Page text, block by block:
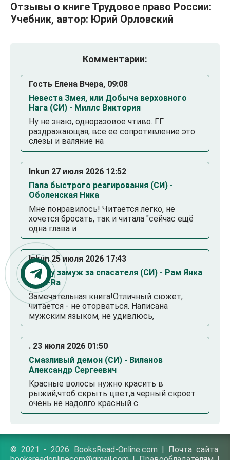
Отзывы о книге Трудовое право России:
Учебник, автор: Юрий Орловский
Комментарии:
Гость Елена Вчера, 09:08
Невеста Змея, или Добыча верховного
Нага (СИ) - Миллс Виктория
Ну не знаю, одноразовое чтиво. ГГ
раздражающая, все ее сопротивление это
слезы и валяние на
Inkun 27 июля 2026 12:52
Папа быстрого реагирования (СИ) -
Оболенская Ника
Мне понравилось! Читается легко, не
хочется бросать, так и читала "сейчас ещё
одна глава и
Inkun 25 июля 2026 17:43
Выйду замуж за спасателя (СИ) - Рам Янка
Янка-Ra
Замечательная книга!Отличный сюжет,
читается - не оторваться. Написана
мужским языком, не удивлюсь,
. 23 июля 2026 01:50
Смазливый демон (СИ) - Виланов
Александр Сергеевич
Красные волосы нужно красить в
рыжий,чтоб скрыть цвет,а черный скроет
очень не надолго красный с
© 2021 - 2026 BooksRead-Online.com | Почта сайта: